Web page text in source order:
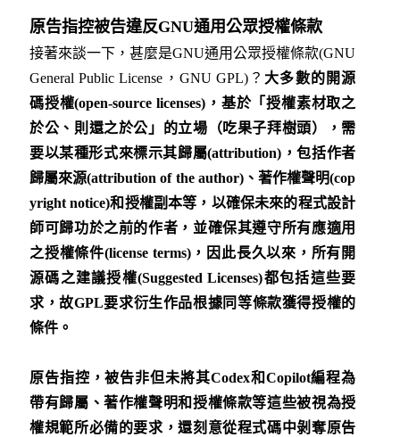
原告指控被告違反GNU通用公眾授權條款
接著來談一下，甚麼是GNU通用公眾授權條款(GNU
General Public License，GNU GPL)？ 大多數的開源
碼授權(open-source licenses)，基於「授權素材取之
於公、則還之於公」的立場（吃果子拜樹頭），需
要以某種形式來標示其歸屬(attribution)，包括作者
歸屬來源(attribution of the author)、著作權聲明(cop
yright notice)和授權副本等，以確保未來的程式設計
師可歸功於之前的作者，並確保其遵守所有應適用
之授權條件(license terms)，因此長久以來，所有開
源碼之建議授權(Suggested Licenses)都包括這些要
求，故GPL要求衍生作品根據同等條款獲得授權的
條件。
原告指控，被告非但未將其Codex和Copilot編程為
帶有歸屬、著作權聲明和授權條款等這些被視為授
權規範所必備的要求，還刻意從程式碼中剝奪原告